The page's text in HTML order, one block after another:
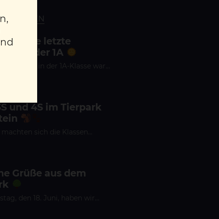
letzte
in der 1A
in der 1A-Klasse war…
und 4S im Tierpark
sich die Klassen…
Grüße aus dem
den 18. Juni, haben wir…